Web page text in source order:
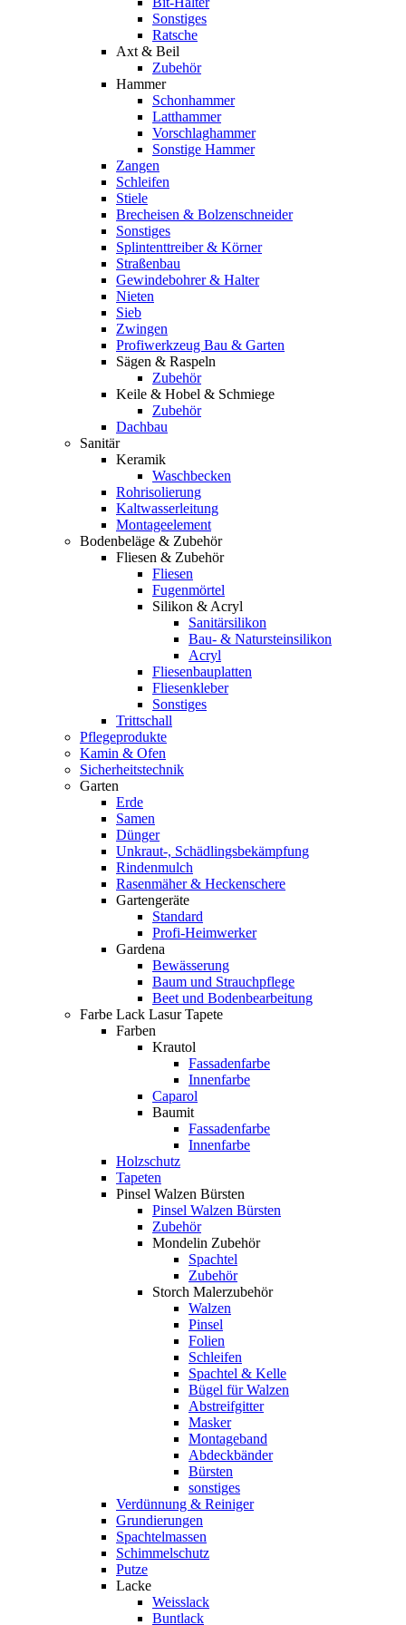
Sonstiges
Ratsche
Axt & Beil
Zubehör
Hammer
Schonhammer
Latthammer
Vorschlaghammer
Sonstige Hammer
Zangen
Schleifen
Stiele
Brecheisen & Bolzenschneider
Sonstiges
Splintenttreiber & Körner
Straßenbau
Gewindebohrer & Halter
Nieten
Sieb
Zwingen
Profiwerkzeug Bau & Garten
Sägen & Raspeln
Zubehör
Keile & Hobel & Schmiege
Zubehör
Dachbau
Sanitär
Keramik
Waschbecken
Rohrisolierung
Kaltwasserleitung
Montageelement
Bodenbeläge & Zubehör
Fliesen & Zubehör
Fliesen
Fugenmörtel
Silikon & Acryl
Sanitärsilikon
Bau- & Natursteinsilikon
Acryl
Fliesenbauplatten
Fliesenkleber
Sonstiges
Trittschall
Pflegeprodukte
Kamin & Ofen
Sicherheitstechnik
Garten
Erde
Samen
Dünger
Unkraut-, Schädlingsbekämpfung
Rindenmulch
Rasenmäher & Heckenschere
Gartengeräte
Standard
Profi-Heimwerker
Gardena
Bewässerung
Baum und Strauchpflege
Beet und Bodenbearbeitung
Farbe Lack Lasur Tapete
Farben
Krautol
Fassadenfarbe
Innenfarbe
Caparol
Baumit
Fassadenfarbe
Innenfarbe
Holzschutz
Tapeten
Pinsel Walzen Bürsten
Pinsel Walzen Bürsten
Zubehör
Mondelin Zubehör
Spachtel
Zubehör
Storch Malerzubehör
Walzen
Pinsel
Folien
Schleifen
Spachtel & Kelle
Bügel für Walzen
Abstreifgitter
Masker
Montageband
Abdeckbänder
Bürsten
sonstiges
Verdünnung & Reiniger
Grundierungen
Spachtelmassen
Schimmelschutz
Putze
Lacke
Weisslack
Buntlack